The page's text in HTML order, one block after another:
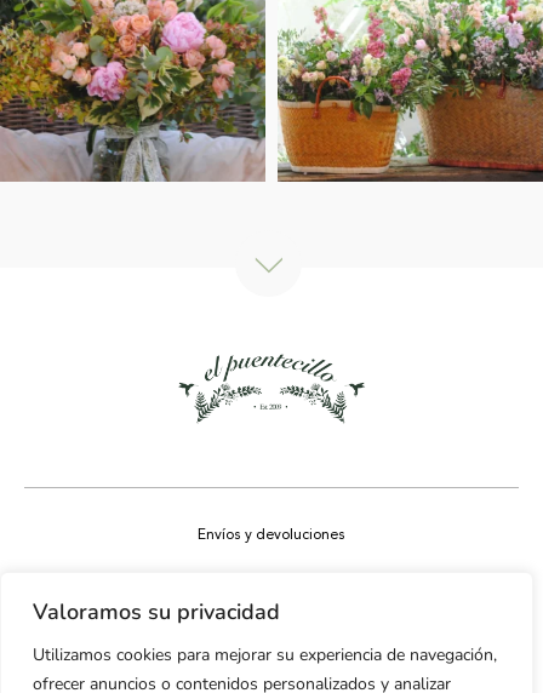
Valoramos su privacidad
Utilizamos cookies para mejorar su experiencia de navegación,
ofrecer anuncios o contenidos personalizados y analizar
Envíos y devoluciones